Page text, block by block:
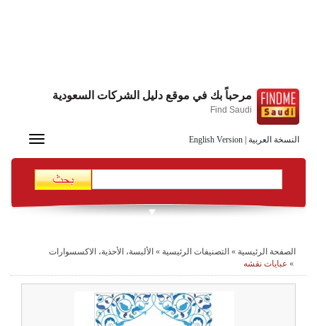
النسخة العربية English Version
مرحباً بك في موقع دليل الشركات السعودية
Find Saudi
Toggle
الصفحة الرئيسية » التصنيفات الرئيسية » الألبسة، الأحذية، الاكسسوارات
» عبايات نقشه